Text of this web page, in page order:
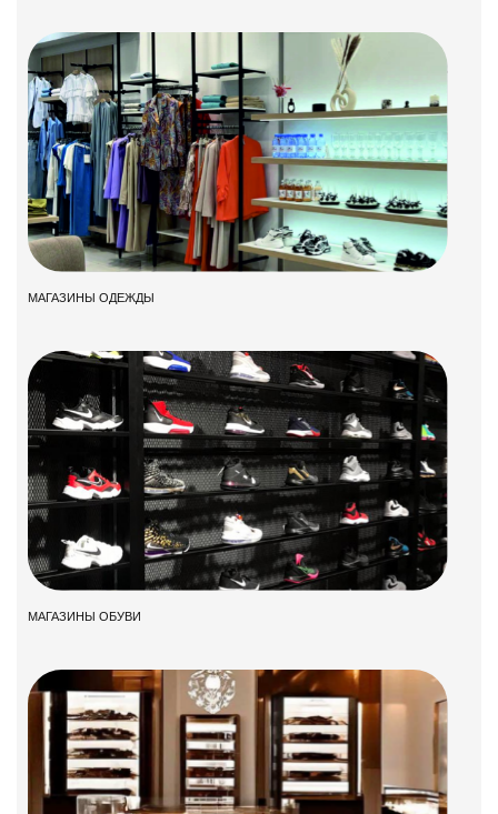
МАГАЗИНЫ ОДЕЖДЫ
МАГАЗИНЫ ОБУВИ